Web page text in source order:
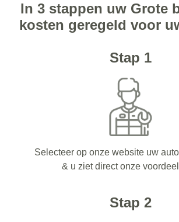
In 3 stappen uw Grote
kosten geregeld voor
Stap 1
Selecteer op onze website uw
& u ziet direct onze
Stap 2